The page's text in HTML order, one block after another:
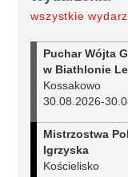
wszystkie
Puchar Wójta
w Biathlonie
Kossakowo
30.08.2026-
Mistrzostwa
Igrzyska
Kościelisko